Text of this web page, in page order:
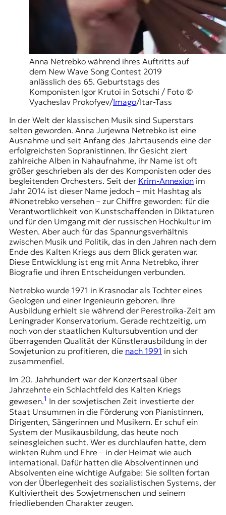
r
o
p
a
.
Anna Netrebko während ihres Auftritts auf
dem New Wave Song Contest 2019
anlässlich des 65. Geburtstags des
Komponisten Igor Krutoi in Sotschi / Foto ©
Vyacheslav Prokofyev/Imago/Itar-Tass
In der Welt der klassischen Musik sind Superstars
selten geworden. Anna Jurjewna Netrebko ist eine
Ausnahme und seit Anfang des Jahrtausends eine der
erfolgreichsten Sopranistinnen. Ihr Gesicht ziert
zahlreiche Alben in Nahaufnahme, ihr Name ist oft
größer geschrieben als der des Komponisten oder des
begleitenden Orchesters. Seit der Krim-Annexionim
Jahr 2014 ist dieser Name jedoch – mit Hashtag als
#Nonetrebko versehen – zur Chiffre geworden: für die
Verantwortlichkeit von Kunstschaffenden in Diktaturen
und für den Umgang mit der russischen Hochkultur im
Westen. Aber auch für das Spannungsverhältnis
zwischen Musik und Politik, das in den Jahren nach dem
Ende des Kalten Kriegs aus dem Blick geraten war.
Diese Entwicklung ist eng mit Anna Netrebko, ihrer
Biografie und ihren Entscheidungen verbunden.
Netrebko wurde 1971 in Krasnodar als Tochter eines
Geologen und einer Ingenieurin geboren. Ihre
Ausbildung erhielt sie während der Perestroika-Zeit am
Leningrader Konservatorium. Gerade rechtzeitig, um
noch von der staatlichen Kultursubvention und der
überragenden Qualität der Künstlerausbildung in der
Sowjetunion zu profitieren, die nach 1991 in sich
zusammenfiel.
Im 20. Jahrhundert war der Konzertsaal über
Jahrzehnte ein Schlachtfeld des Kalten Kriegs
gewesen.1 In der sowjetischen Zeit investierte der
Staat Unsummen in die Förderung von Pianistinnen,
Dirigenten, Sängerinnen und Musikern. Er schuf ein
System der Musikausbildung, das heute noch
seinesgleichen sucht. Wer es durchlaufen hatte, dem
winkten Ruhm und Ehre – in der Heimat wie auch
international. Dafür hatten die Absolventinnen und
Absolventen eine wichtige Aufgabe: Sie sollten fortan
von der Überlegenheit des sozialistischen Systems, der
Kultiviertheit des Sowjetmenschen und seinem
friedliebenden Charakter zeugen.